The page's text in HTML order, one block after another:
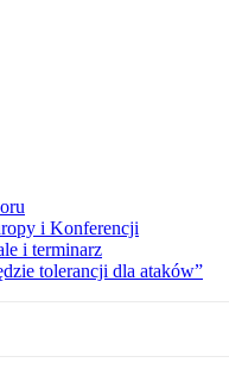
i Konferencji
i terminarz
tolerancji dla ataków”